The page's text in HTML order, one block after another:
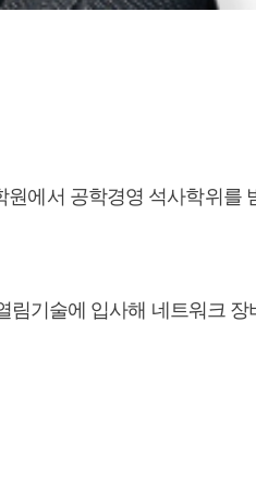
에서 공학경영 석사학위를
림기술에 입사해 네트워크 장